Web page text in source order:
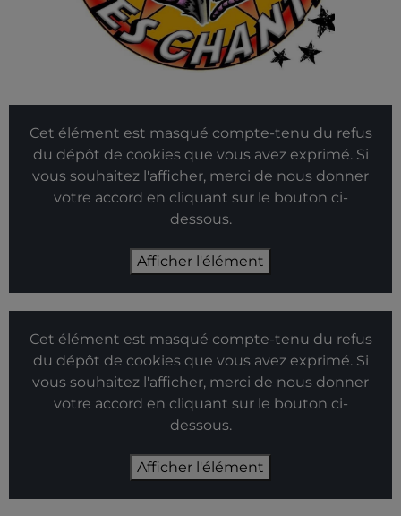
Cet élément est masqué compte-tenu du refus
du dépôt de cookies que vous avez exprimé. Si
vous souhaitez l'afficher, merci de nous donner
votre accord en cliquant sur le bouton ci-
dessous.
Afficher l'élément
Cet élément est masqué compte-tenu du refus
du dépôt de cookies que vous avez exprimé. Si
vous souhaitez l'afficher, merci de nous donner
votre accord en cliquant sur le bouton ci-
dessous.
Afficher l'élément